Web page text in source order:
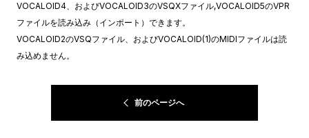
VOCALOID4、およびVOCALOID3のVSQXファイル,VOCALOID5のVPR
ファイルを読み込み（インポート）できます。
VOCALOID2のVSQファイル、およびVOCALOID(1)のMIDIファイルは読
み込めません。
前のページへ